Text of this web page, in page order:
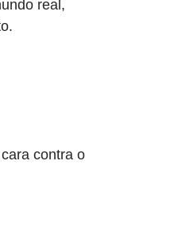
real,
contra o